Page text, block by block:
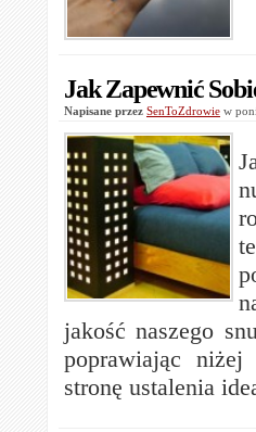
Jak Zapewnić
Napisane przez SenToZdrowie w
jakość naszego
poprawiając
stronę ustalenia